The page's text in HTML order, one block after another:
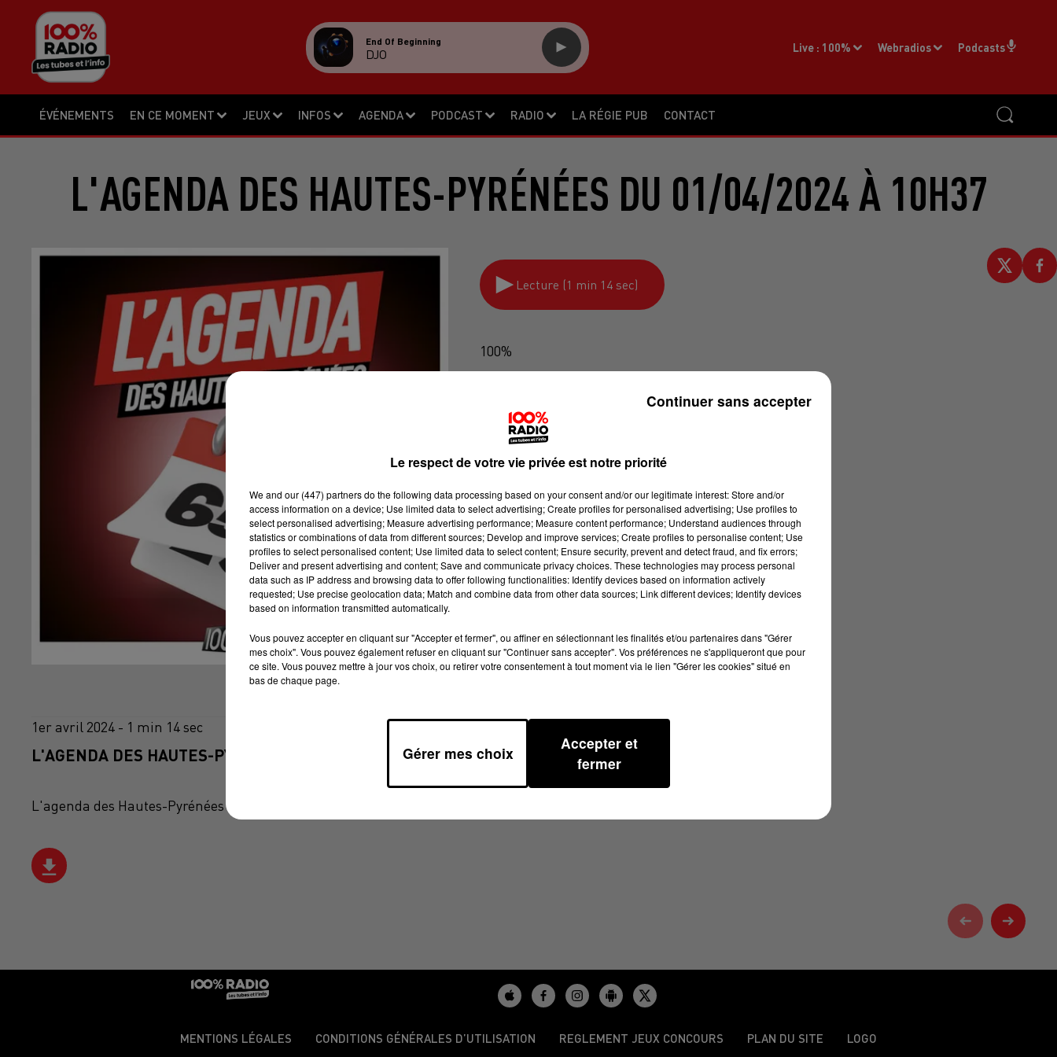
ÉVÉNEMENTS EN CE MOMENT JEUX INFOS AGENDA PODCAST RADIO LA RÉGIE PUB CONTACT
Live : 100% Webradios Podcasts
End Of Beginning
DJO
L'AGENDA DES HAUTES-PYRÉNÉES DU 01/04/2024 À 10H37
Lecture (1 min 14 sec)
100%
1er avril 2024 - 1 min 14 sec
L'AGENDA DES HAUTES-PYRÉNÉES DU 01/04/2024 À 10H37
L'agenda des Hautes-Pyrénées
MENTIONS LÉGALES CONDITIONS GÉNÉRALES D’UTILISATION REGLEMENT JEUX CONCOURS PLAN DU SITE LOGO
Le respect de votre vie privée est notre priorité
We and our (447) partnersdo the following data processing based on your consent and/or our legitimate interest: Store and/or
access information on a device; Use limited data to select advertising; Create profiles for personalised advertising; Use profiles to
select personalised advertising; Measure advertising performance; Measure content performance; Understand audiences through
statistics or combinations of data from different sources; Develop and improve services; Create profiles to personalise content; Use
profiles to select personalised content; Use limited data to select content; Ensure security, prevent and detect fraud, and fix errors;
Deliver and present advertising and content; Save and communicate privacy choices. These technologies may process personal
data such as IP address and browsing data to offer following functionalities: Identify devices based on information actively
requested; Use precise geolocation data; Match and combine data from other data sources; Link different devices; Identify devices
based on information transmitted automatically.
Vous pouvez accepter en cliquant sur "Accepter et fermer", ou affiner en sélectionnant les finalités et/ou partenaires dans "Gérer
mes choix". Vous pouvez également refuser en cliquant sur "Continuer sans accepter". Vos préférences ne s'appliqueront que pour
ce site. Vous pouvez mettre à jour vos choix, ou retirer votre consentement à tout moment via le lien "Gérer les cookies" situé en
bas de chaque page.
Gérer mes choix
Accepter et
fermer
Continuer sans accepter